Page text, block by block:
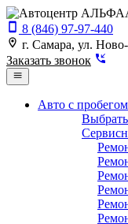
8 (846) 97-97-440
г. Самара, ул.
Заказать звонок
Авто с пробегом